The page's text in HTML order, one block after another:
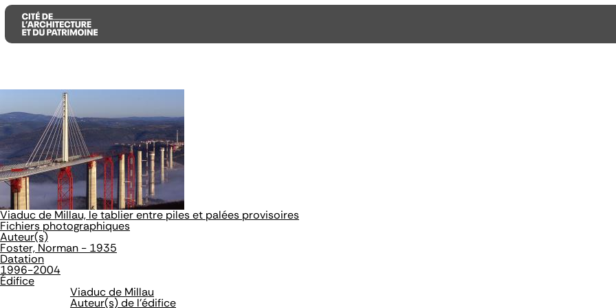
au
contenu
principal
au
menu
principal
à
la
recherche
Viaduc de Millau, le tablier entre piles et palées provisoires
Fichiers photographiques
Auteur(s)
Foster, Norman - 1935
Datation
1996-2004
Édifice
Viaduc de Millau
Auteur(s) de l'édifice